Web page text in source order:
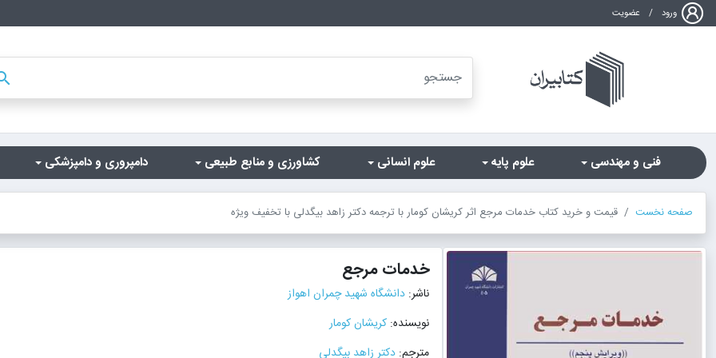
ورود / عضویت
فنی و مهندسی علوم پایه علوم انسانی کشاورزی و منابع طبیعی دامپروری و دامپزشکی
صفحه نخست قیمت و خرید کتاب خدمات مرجع اثر کریشان کومار با ترجمه دکتر زاهد بیگدلی با تخفیف ویژه
خدمات مرجع
ناشر: دانشگاه شهید چمران اهواز
نویسنده: کریشان کومار
مترجم: دکتر زاهد بیگدلی